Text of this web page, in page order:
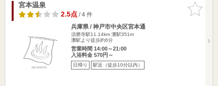
お気に入
りに追加
宮本温泉
2.5点/ 4 件
兵庫県 / 神戸市中央区宮本通
須磨寺駅11.14km 灘駅351m
灘駅より徒歩約6分
営業時間 14:00～21:00
入浴料金 570円～
日帰り 駅近（徒歩10分以内）